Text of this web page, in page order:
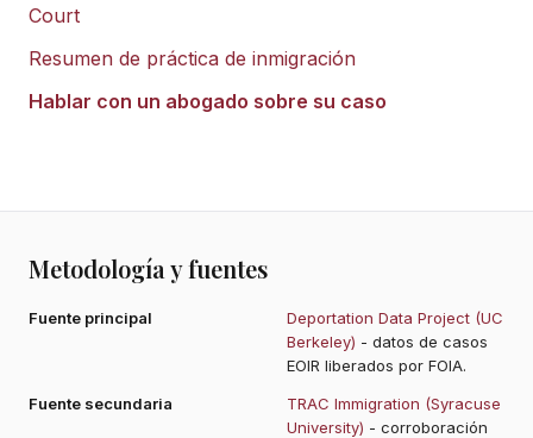
Court
Resumen de práctica de inmigración
Hablar con un abogado sobre su caso
Metodología y fuentes
Fuente principal
Deportation Data Project (UC
Berkeley) - datos de casos
EOIR liberados por FOIA.
Fuente secundaria
TRAC Immigration (Syracuse
University) - corroboración